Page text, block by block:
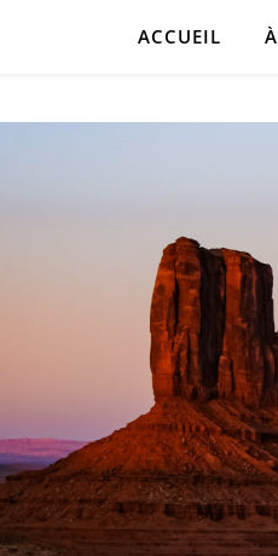
ACCUEIL